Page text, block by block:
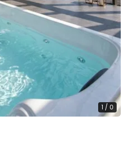
1 / 0